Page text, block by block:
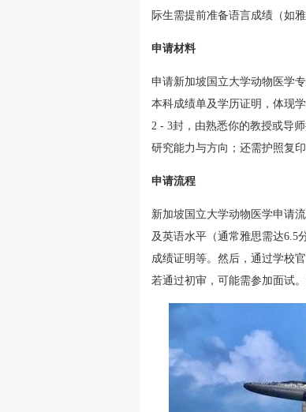
际生需提前准备语言成绩（如
申请材料
申请新加坡国立大学动物医学
本科成绩单及学历证明，体现
2 - 3封，由熟悉你的教授或导
研究能力与方向；还需护照复
申请流程
新加坡国立大学动物医学申请
及英语水平（通常雅思需达6.5
成绩证明等。然后，通过学校
若通过初审，可能需参加面试